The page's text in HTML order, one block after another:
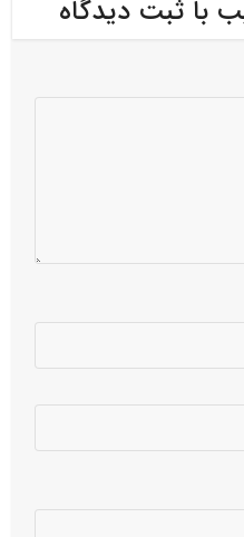
با ثبت دیدگاه